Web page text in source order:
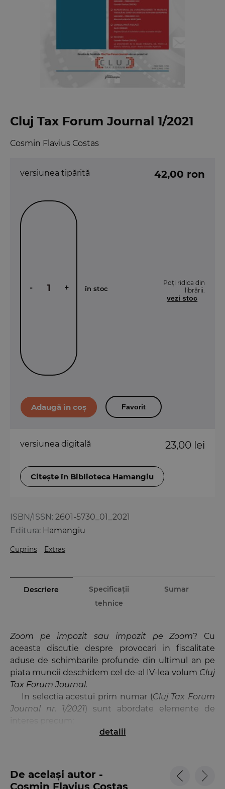
Cluj Tax Forum Journal 1/2021
Cosmin Flavius Costas
ISBN/ISSN: 2601-5730_01_2021
Editura: Hamangiu
Cuprins Extras
versiunea tipărită 42,00 ron
- + în stoc
Poți ridica din
librării.
vezi stoc
Favorit
versiunea digitală 23,00 lei
Citește în Biblioteca Hamangiu
Descriere
Specificații
tehnice
Sumar
Zoom pe impozit sau impozit pe Zoom? Cu
aceasta discutie despre provocari in fiscalitate
aduse de schimbarile profunde din ultimul an pe
piata muncii deschidem cel de-al IV-lea volum Cluj
Tax Forum Journal.
In selectia acestui prim numar (Cluj Tax Forum
Journal nr. 1/2021) sunt abordate elemente de
Evolutii recente la nivel fiscal din Uniunea
●OCDE
. Apel pentru limitarea activitatii
profesionistilor care faciliteaza evaziunea fiscala si
detalii
De același autor -
Cosmin Flavius Costas